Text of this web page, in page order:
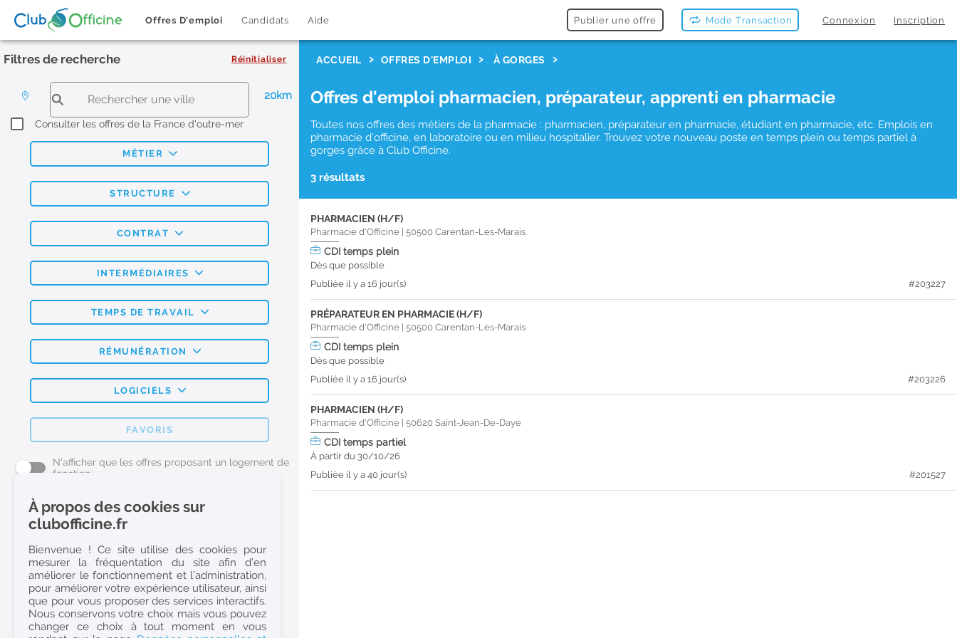
Offres D'emploi Candidats Aide Publier une offre Mode Transaction Connexion Inscription
Filtres de recherche Réinitialiser
20km
Consulter les offres de la France d'outre-mer
MÉTIER
STRUCTURE
CONTRAT
INTERMÉDIAIRES
TEMPS DE TRAVAIL
RÉMUNÉRATION
LOGICIELS
FAVORIS
N'afficher que les offres proposant un logement de
fonction
L'emploi Pharmacie par métier
Pharmacien (H/F)
Préparateur en Pharmacie (H/F)
Etudiant en Pharmacie (H/F)
Etudiant en Pharmacie 6e année validée (H/F)
Conseiller Dermo Cosmetique - Esthéticienne (H/F)
ACCUEIL OFFRES D'EMPLOI À GORGES
Offres d'emploi pharmacien, préparateur, apprenti en pharmacie
Toutes nos offres des métiers de la pharmacie : pharmacien, préparateur en pharmacie, étudiant en pharmacie, etc. Emplois en
pharmacie d'officine, en laboratoire ou en milieu hospitalier. Trouvez votre nouveau poste en temps plein ou temps partiel à
gorges grâce à Club Officine.
3 résultats
PHARMACIEN (H/F)
Pharmacie d'Officine |50500Carentan-Les-Marais
CDItemps plein
Dès que possible
Publiée il y a 16 jour(s)
#203227
PRÉPARATEUR EN PHARMACIE (H/F)
Pharmacie d'Officine |50500Carentan-Les-Marais
CDItemps plein
Dès que possible
Publiée il y a 16 jour(s)
#203226
PHARMACIEN (H/F)
Pharmacie d'Officine |50620Saint-Jean-De-Daye
CDItemps partiel
À partir du 30/10/26
Publiée il y a 40 jour(s)
#201527
À propos des cookies sur
clubofficine.fr
Bienvenue ! Ce site utilise des cookies pour
mesurer la fréquentation du site afin d’en
améliorer le fonctionnement et l’administration,
pour améliorer votre expérience utilisateur, ainsi
que pour vous proposer des services interactifs.
Nous conservons votre choix mais vous pouvez
changer ce choix à tout moment en vous